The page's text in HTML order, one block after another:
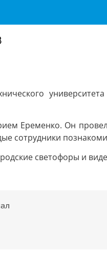
Еременко. Он
сотрудники
светофоры и